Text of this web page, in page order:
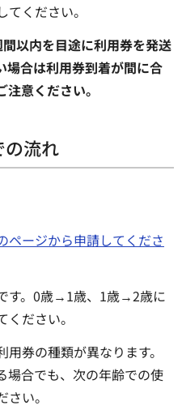
ください。
以内を目途に利用券を発送
場合は利用券到着が間に合
意ください。
の流れ
ページから申請してくださ
す。0歳→1歳、1歳→2歳に
ださい。
券の種類が異なります。
場合でも、次の年齢での使
い。